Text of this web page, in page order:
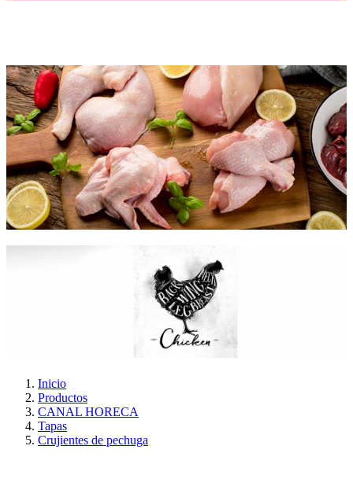
Inicio
Productos
CANAL HORECA
Tapas
Crujientes de pechuga